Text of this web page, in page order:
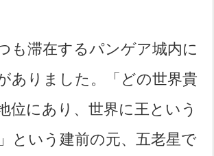
も滞在するパンゲア城内に
ありました。「どの世界貴
位にあり、世界に王という
という建前の元、五老星で